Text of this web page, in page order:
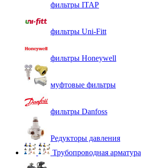
фильтры ITAP
фильтры Uni-Fitt
фильтры Honeywell
муфтовые фильтры
фильтры Danfoss
Редукторы давления
Трубопроводная арматура